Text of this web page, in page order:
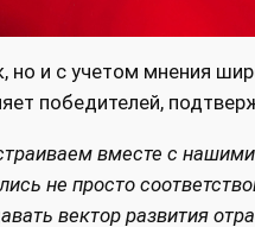
и с учетом мнения
победителей,
вместе с
не просто
вектор развития